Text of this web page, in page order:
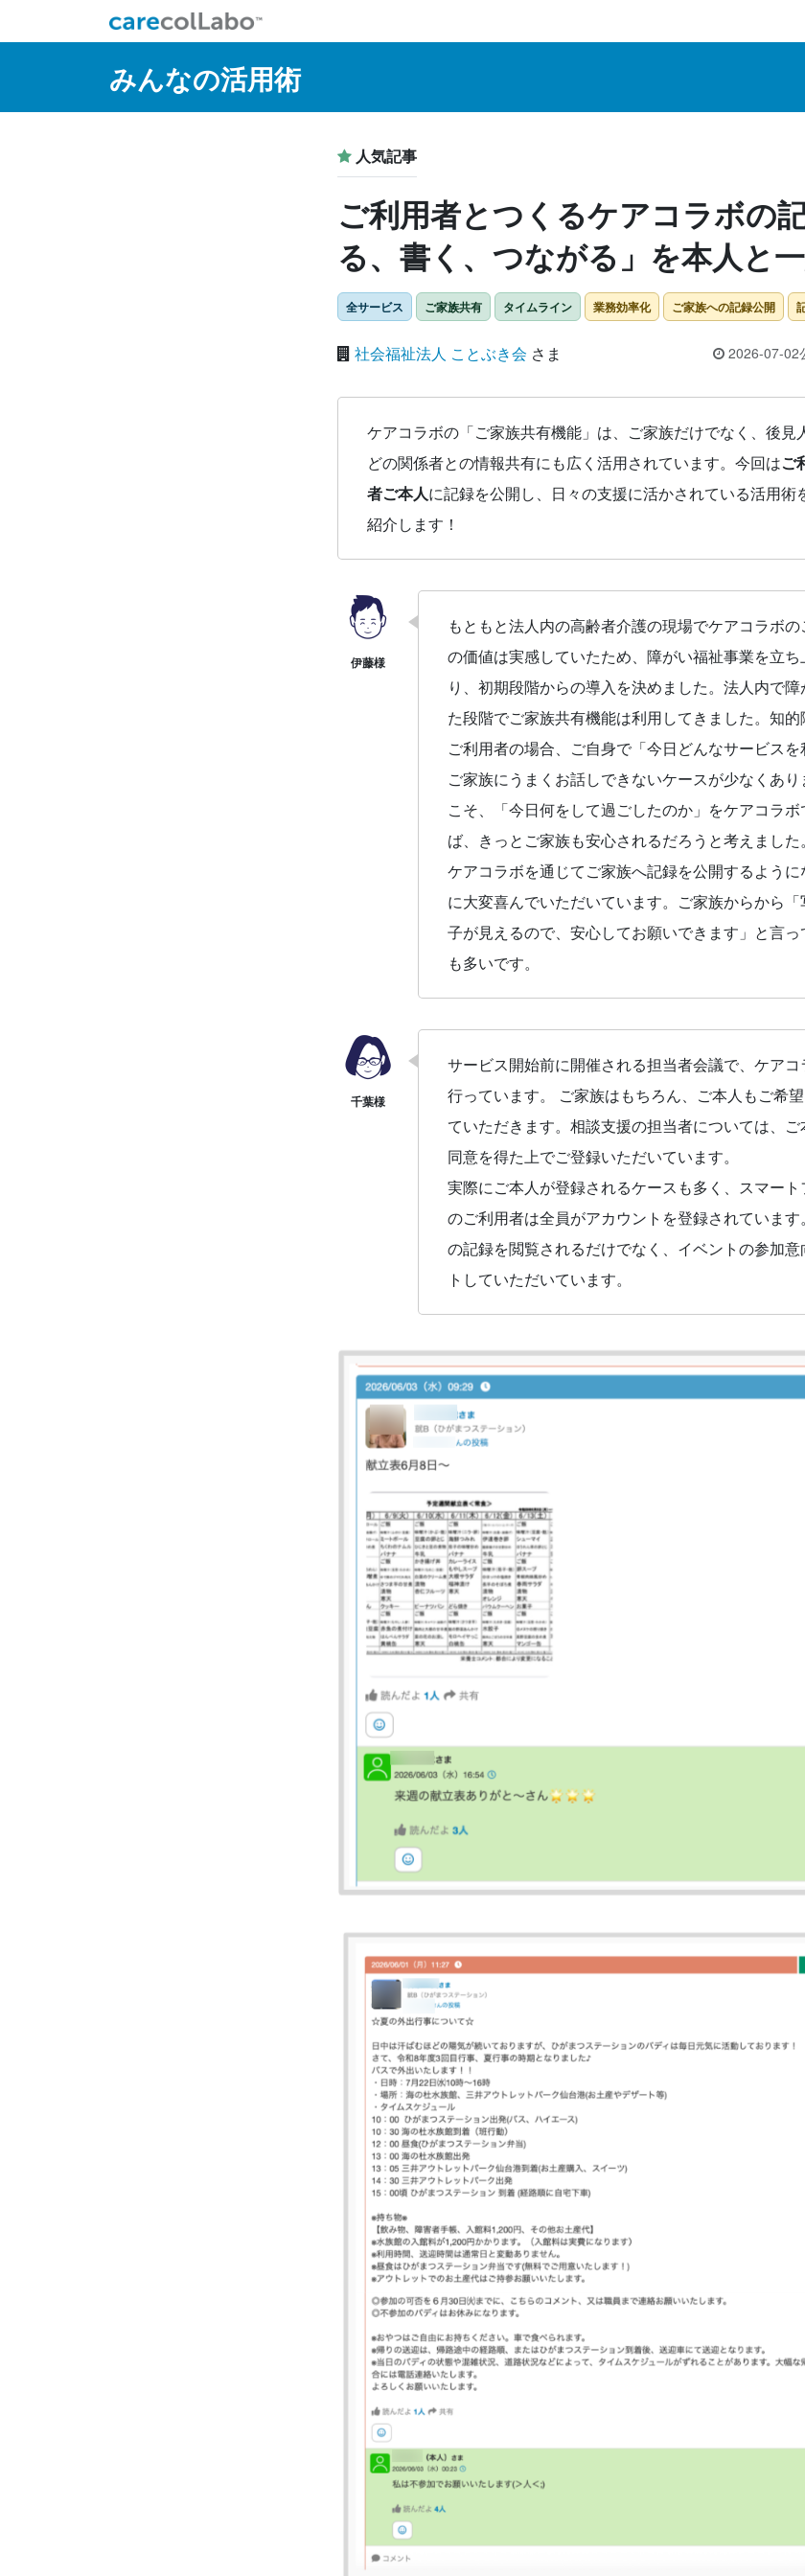
コンテンツへスキップ
Main Navigation
みんなの活用術
人気記事
ご利用者とつくるケアコラボの
る、書く、つながる」を本人と
全サービス ご家族共有 タイムライン 業務効率化 ご家族への記録公開
社会福祉法人 ことぶき会 さま 2026-07-02
ケアコラボの「ご家族共有機能」は、ご家族だけでなく、後見
どの関係者との情報共有にも広く活用されています。今回はご
者ご本人に記録を公開し、日々の支援に活かされている活用術
紹介します！
もともと法人内の高齢者介護の現場でケアコラボ
の価値は実感していたため、障がい福祉事業を立ち
り、初期段階からの導入を決めました。法人内で
た段階でご家族共有機能は利用してきました。知
ご利用者の場合、ご自身で「今日どんなサービス
ご家族にうまくお話しできないケースが少なくあ
こそ、「今日何をして過ごしたのか」をケアコラ
ば、きっとご家族も安心されるだろうと考えました。
ケアコラボを通じてご家族へ記録を公開するよう
に大変喜んでいただいています。ご家族からから
子が見えるので、安心してお願いできます」と言っ
も多いです。
サービス開始前に開催される担当者会議で、ケア
行っています。 ご家族はもちろん、ご本人もご希
ていただきます。相談支援の担当者については、
同意を得た上でご登録いただいています。
実際にご本人が登録されるケースも多く、スマート
のご利用者は全員がアカウントを登録されています
の記録を閲覧されるだけでなく、イベントの参加
トしていただいています。